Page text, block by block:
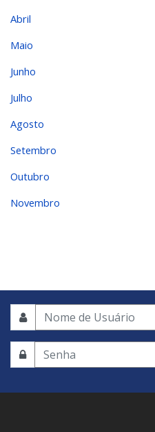
Abril
Maio
Junho
Julho
Agosto
Setembro
Outubro
Novembro